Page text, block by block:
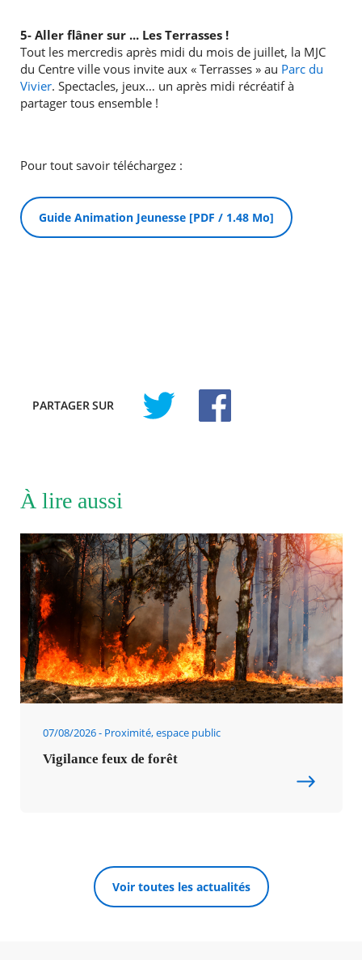
5- Aller flâner sur ... Les Terrasses !
Tout les mercredis après midi du mois de juillet, la MJC
du Centre ville vous invite aux « Terrasses » au Parc du
Vivier. Spectacles, jeux… un après midi récréatif à
partager tous ensemble !
Pour tout savoir téléchargez :
Guide Animation Jeunesse [PDF / 1.48 Mo]
PARTAGERSUR
À lire aussi
07/08/2026 Proximité, espace public
Vigilance feux de forêt
Voir toutes les actualités